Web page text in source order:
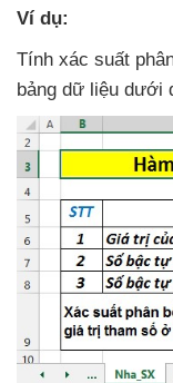
Ví dụ:
Tính xác suất
bảng dữ liệu dưới